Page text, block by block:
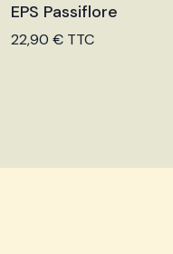
Voir le produit
EPS Passiflore
22,90 € TTC